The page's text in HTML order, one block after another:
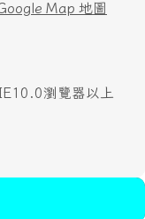
Map 地圖
瀏覽器以上